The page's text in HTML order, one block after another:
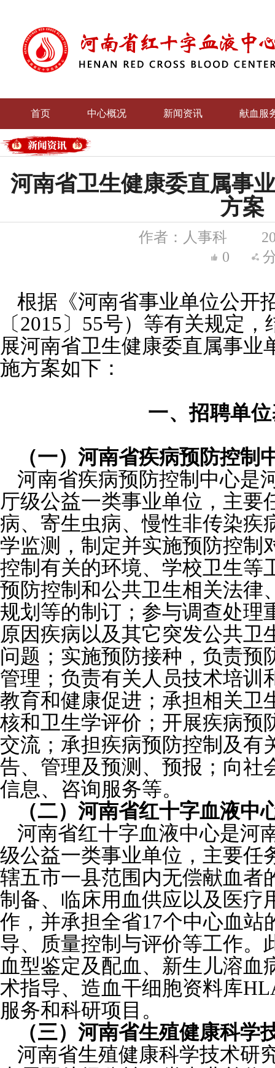
首页 中心概况 新闻资讯 献血服
河南省卫生健康委直属事
方案
作者：人事科
0
根据《河南省事业单位公开
〔2015〕55号）等有关规定
展河南省卫生健康委直属事业
施方案如下：
一、招聘单
（一）河南省疾病预防控制
河南省疾病预防控制中心是
厅级公益一类事业单位，主要
病、寄生虫病、慢性非传染疾
学监测，制定并实施预防控制
控制有关的环境、学校卫生等
预防控制和公共卫生相关法律
规划等的制订；参与调查处理
原因疾病以及其它突发公共卫
问题；实施预防接种，负责预
管理；负责有关人员技术培训
教育和健康促进；承担相关卫
核和卫生学评价；开展疾病预
交流；承担疾病预防控制及有
告、管理及预测、预报；向社
信息、咨询服务等。
（二）河南省红十字血液中
河南省红十字血液中心是河
级公益一类事业单位，主要任
辖五市一县范围内无偿献血者
制备、临床用血供应以及医疗
作，并承担全省17个中心血站
导、质量控制与评价等工作。
血型鉴定及配血、新生儿溶血
术指导、造血干细胞资料库
服务和科研项目。
（三）河南省生殖健康科学
河南省生殖健康科学技术研